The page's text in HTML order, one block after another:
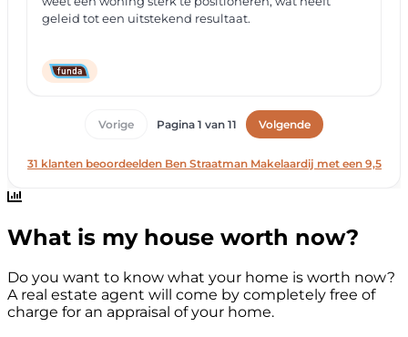
What is my house worth now?
Do you want to know what your home is worth now?
A real estate agent will come by completely free of
charge for an appraisal of your home.